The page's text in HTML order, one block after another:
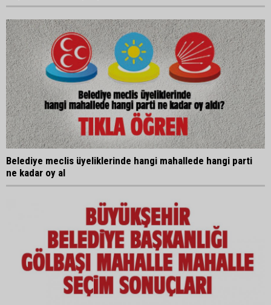
Belediye meclis üyeliklerinde hangi mahallede hangi parti
ne kadar oy al